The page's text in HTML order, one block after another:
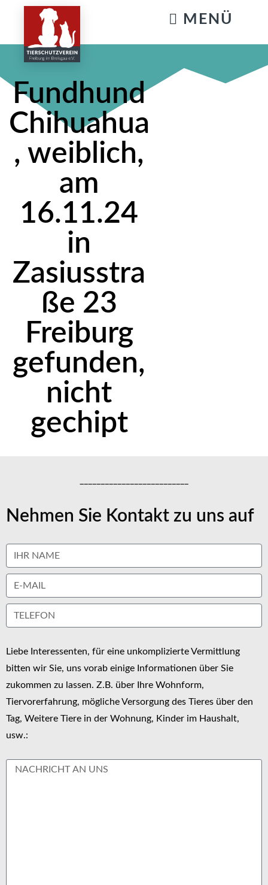
Fundhund
Chihuahua
, weiblich,
am
16.11.24
in
Zasiusstra
ße 23
Freiburg
gefunden,
nicht
gechipt
Nehmen Sie Kontakt zu uns auf
Liebe Interessenten, für eine unkomplizierte Vermittlung
bitten wir Sie, uns vorab einige Informationen über Sie
zukommen zu lassen. Z.B. über Ihre Wohnform,
Tiervorerfahrung, mögliche Versorgung des Tieres über den
Tag, Weitere Tiere in der Wohnung, Kinder im Haushalt,
usw.: